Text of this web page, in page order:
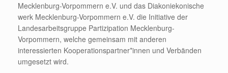
Mecklenburg-Vorpommern e.V. und das Diakoniekonische
werk Mecklenburg-Vorpommern e.V. die Initiative der
Landesarbeitsgruppe Partizipation Mecklenburg-
Vorpommern, welche gemeinsam mit anderen
interessierten Kooperationspartner*innen und Verbänden
umgesetzt wird.